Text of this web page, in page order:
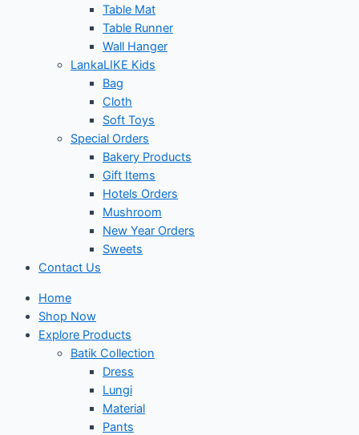
Table Mat
Table Runner
Wall Hanger
LankaLIKE Kids
Bag
Cloth
Soft Toys
Special Orders
Bakery Products
Gift Items
Hotels Orders
Mushroom
New Year Orders
Sweets
Contact Us
Home
Shop Now
Explore Products
Batik Collection
Dress
Lungi
Material
Pants